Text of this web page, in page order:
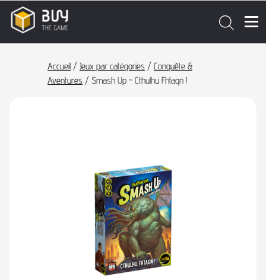
Accueil / Jeux par catégories / Conquête &
Aventures / Smash Up - Cthulhu Fhtagn !